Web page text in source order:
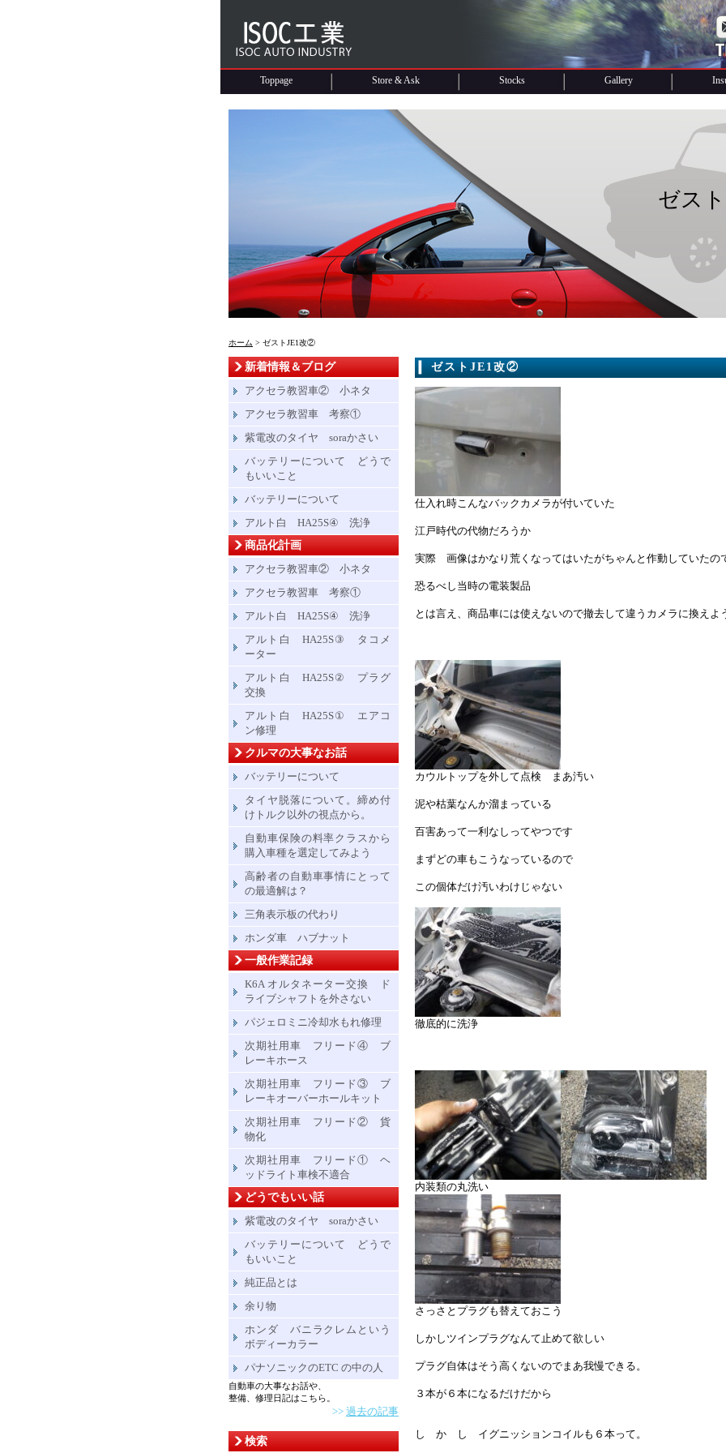
Toppage Store & Ask Stocks Gallery
ゼス
ホーム > ゼストJE1改②
ゼストJE1改②
仕入れ時こんなバックカメラが付いていた
江戸時代の代物だろうか
実際 画像はかなり荒くなってはいたがちゃんと作動していたの
恐るべし当時の電装製品
とは言え、商品車には使えないので撤去して違うカメラに換えよ
カウルトップを外して点検 まあ汚い
泥や枯葉なんか溜まっている
百害あって一利なしってやつです
まずどの車もこうなっているので
この個体だけ汚いわけじゃない
徹底的に洗浄
内装類の丸洗い
さっさとプラグも替えておこう
しかしツインプラグなんて止めて欲しい
プラグ自体はそう高くないのでまあ我慢できる。
３本が６本になるだけだから
し か し イグニッションコイルも６本って。
新着情報＆ブログ
アクセラ教習車② 小ネタ
アクセラ教習車 考察①
紫電改のタイヤ soraかさい
バッテリーについて どうで
もいいこと
バッテリーについて
アルト白 HA25S④ 洗浄
商品化計画
アクセラ教習車② 小ネタ
アクセラ教習車 考察①
アルト白 HA25S④ 洗浄
アルト白 HA25S③ タコメ
ーター
アルト白 HA25S② プラグ
交換
アルト白 HA25S① エアコ
ン修理
クルマの大事なお話
バッテリーについて
タイヤ脱落について。締め付
けトルク以外の視点から。
自動車保険の料率クラスから
購入車種を選定してみよう
高齢者の自動車事情にとって
の最適解は？
三角表示板の代わり
ホンダ車 ハブナット
一般作業記録
K6A オルタネーター交換 ド
ライブシャフトを外さない
パジェロミニ冷却水もれ修理
次期社用車 フリード④ ブ
レーキホース
次期社用車 フリード③ ブ
レーキオーバーホールキット
次期社用車 フリード② 貨
物化
次期社用車 フリード① ヘ
ッドライト車検不適合
どうでもいい話
紫電改のタイヤ soraかさい
バッテリーについて どうで
もいいこと
純正品とは
余り物
ホンダ バニラクレムという
ボディーカラー
パナソニックのETC の中の人
自動車の大事なお話や、
整備、修理日記はこちら。
>> 過去の記事
検索